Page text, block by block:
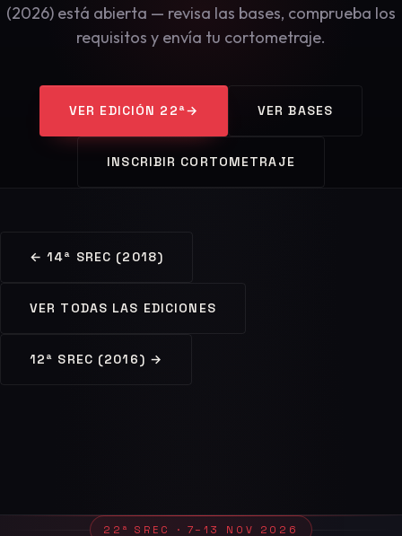
(2026) está abierta — revisa las bases, comprueba los
requisitos y envía tu cortometraje.
VER EDICIÓN 22ª→ VER BASES
INSCRIBIR CORTOMETRAJE
← 14ª SREC (2018)
VER TODAS LAS EDICIONES
12ª SREC (2016) →
22ª SREC · 7–13 NOV 2026